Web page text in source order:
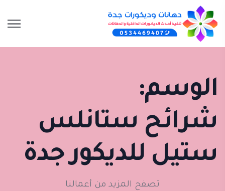
الوسم:
شرائح ستانلس
ستيل للديكور جدة
تصفح المزيد من أعمالنا